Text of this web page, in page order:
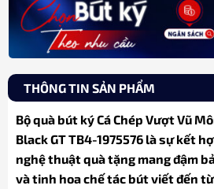
THÔNG TIN SẢN PHẨM
Bộ quà bút ký Cá Chép Vượt Vũ
Black GT TB4-1975576 là sự kết
nghệ thuật quà tặng mang đậm
và tinh hoa chế tác bút viết đến